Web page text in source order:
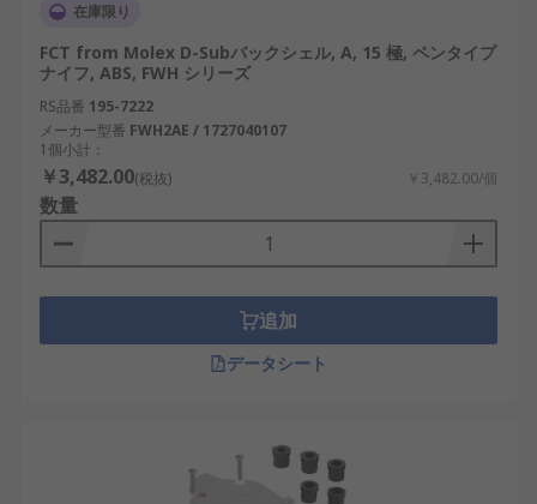
また、シールド性能の点でも両者は異なります。D-
subシェル自体に一定のEMIシールド機能がある一
方で、バックシェルにはシールドケーブルとの接続
ポイントが設けられており、より高いレベルでのノ
イズ保護が可能です。そのため、EMC（電磁両立
性）が重視される日本の医療機器や計測機器などの
分野では、両者の使い分けが重要となります。
D-subシェルの種類
市場には多様なD-subシェルが存在しており、用途
や取り付け条件に応じてさまざまな形状や材質が選
ばれています。これにより、電気的・機械的要件を
: 高いEMIシールド性能を持つた
在庫限り
FCT from Molex D-Subバックシェル, A, 15 極, ペンタイプ
ナイフ, ABS, FWH シリーズ
RS品番 195-7222
メーカー型番 FWH2AE / 1727040107
1個小計：
￥3,482.00(税抜) ￥3,482.00/個
数量
追加
データシート